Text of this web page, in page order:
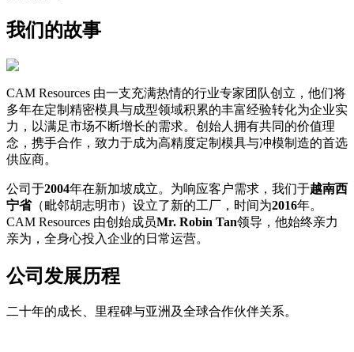
我们的故事
CAM Resources 由一支充满热情的行业专家团队创立，他们将
多年在定制精密模具与成型领域积累的丰富经验转化为企业实
力，以满足市场不断增长的需求。创始人拥有共同的价值理
念，携手合作，致力于成为高精度定制模具与冲模制造的首选
供应商。
公司于2004年在新加坡成立。为响应客户需求，我们于越南西
宁省（毗邻胡志明市）设立了新的工厂，时间为2016年。
CAM Resources 由创始成员Mr. Robin Tan领导，他始终亲力
亲为，全身心投入企业的日常运营。
公司发展历程
二十年的成长、里程碑与亚洲及全球合作伙伴关系。